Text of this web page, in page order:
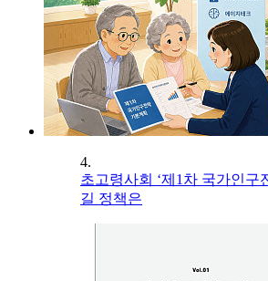
4.
초고령사회 ‘제1차 국가인구
길 정책은